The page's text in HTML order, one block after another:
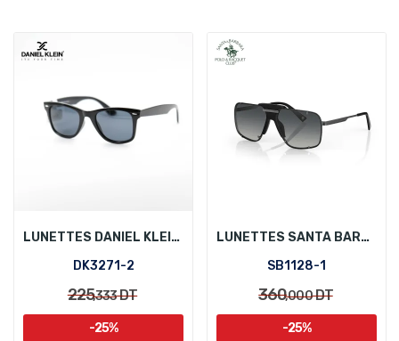
LUNETTES DANIEL KLEIN DK3271-2
DK3271-2
225,333DT
-25%
LUNETTES SANTA BARBARA POLO SB1128-1
SB1128-1
360,000DT
-25%